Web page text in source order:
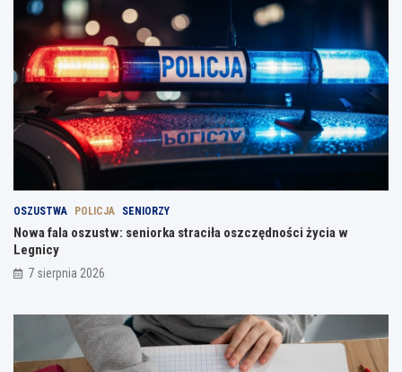
OSZUSTWA POLICJA SENIORZY
Nowa fala oszustw: seniorka straciła oszczędności życia w
Legnicy
7 sierpnia 2026